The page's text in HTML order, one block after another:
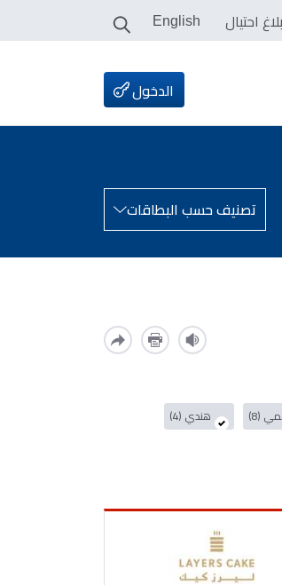
احتيال English
الدخول
تصنيف حسب البطاقات
(8)
هندي (4)